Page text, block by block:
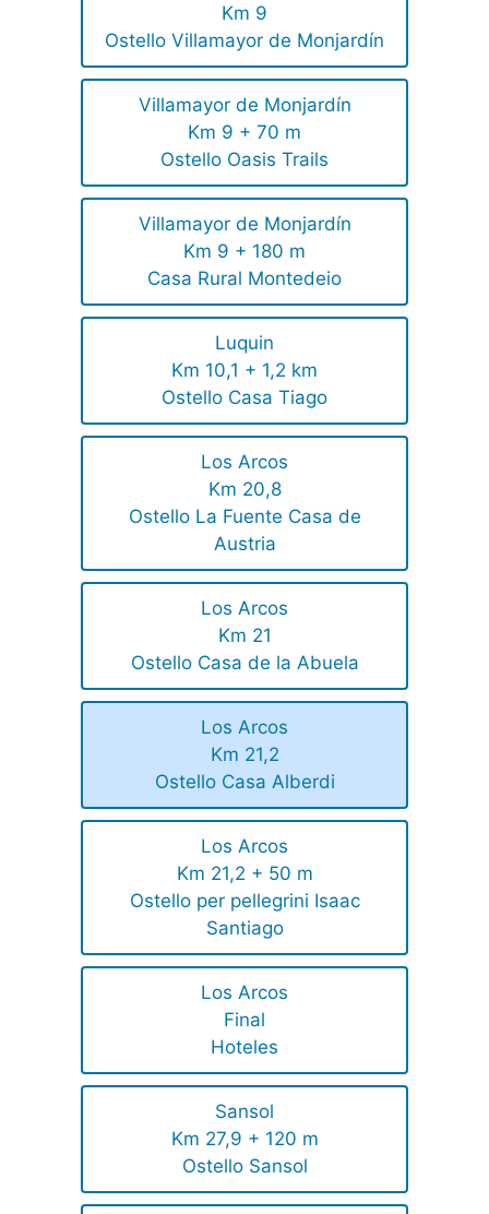
Km 9
Ostello Villamayor de Monjardín
Villamayor de Monjardín
Km 9 + 70 m
Ostello Oasis Trails
Villamayor de Monjardín
Km 9 + 180 m
Casa Rural Montedeio
Luquin
Km 10,1 + 1,2 km
Ostello Casa Tiago
Los Arcos
Km 20,8
Ostello La Fuente Casa de
Austria
Los Arcos
Km 21
Ostello Casa de la Abuela
Los Arcos
Km 21,2
Ostello Casa Alberdi
Los Arcos
Km 21,2 + 50 m
Ostello per pellegrini Isaac
Santiago
Los Arcos
Final
Hoteles
Sansol
Km 27,9 + 120 m
Ostello Sansol